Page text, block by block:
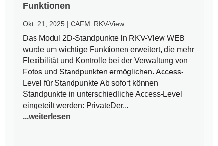
Funktionen
Okt. 21, 2025 |CAFM RKV-View
Das Modul 2D-Standpunkte in RKV-View WEB
wurde um wichtige Funktionen erweitert, die mehr
Flexibilität und Kontrolle bei der Verwaltung von
Fotos und Standpunkten ermöglichen. Access-
Level für Standpunkte Ab sofort können
Standpunkte in unterschiedliche Access-Level
eingeteilt werden: PrivateDer...
...weiterlesen